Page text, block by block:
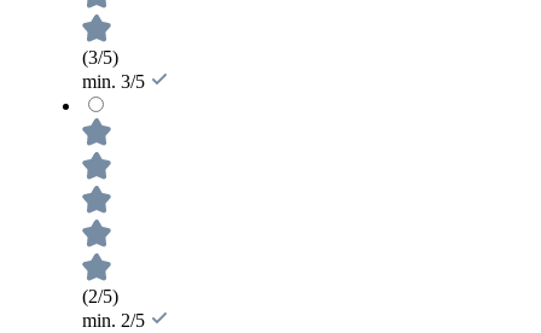
(3/5)
min. 3/5
(2/5)
min. 2/5